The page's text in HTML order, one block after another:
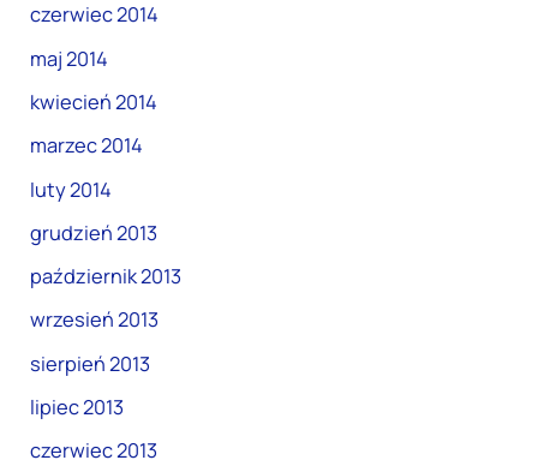
czerwiec 2014
maj 2014
kwiecień 2014
marzec 2014
luty 2014
grudzień 2013
październik 2013
wrzesień 2013
sierpień 2013
lipiec 2013
czerwiec 2013